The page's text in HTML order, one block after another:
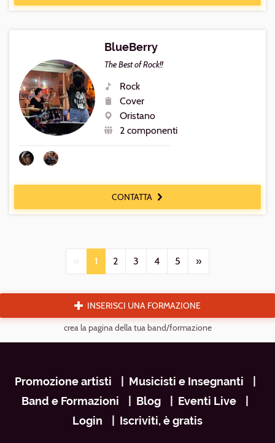
BlueBerry
The Best of Rock!!
Generi
Rock
Repertorio
Cover
Luogo
Oristano
componenti
2 componenti
CONTATTA
« 1 2 3 4 5 »
INSERISCI UNA FORMAZIONE
crea la pagina della tua band/formazione
Navigazione
footer
Promozione artisti
Musicisti e Insegnanti
Band e Formazioni
Blog
Eventi Live
Login
Iscriviti, è gratis